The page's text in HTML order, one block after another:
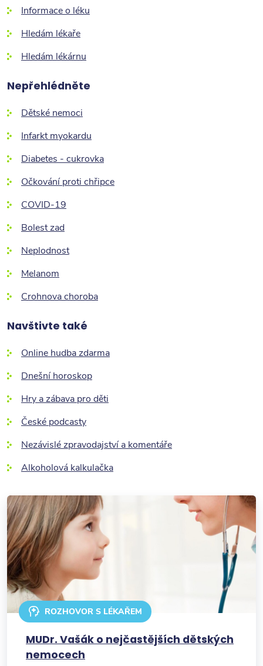
Informace o léku
Hledám lékaře
Hledám lékárnu
Nepřehlédněte
Dětské nemoci
Infarkt myokardu
Diabetes - cukrovka
Očkování proti chřipce
COVID-19
Bolest zad
Neplodnost
Melanom
Crohnova choroba
Navštivte také
Online hudba zdarma
Dnešní horoskop
Hry a zábava pro děti
České podcasty
Nezávislé zpravodajství a komentáře
Alkoholová kalkulačka
ROZHOVOR S LÉKAŘEM
MUDr. Vašák o nejčastějších dětských
nemocech